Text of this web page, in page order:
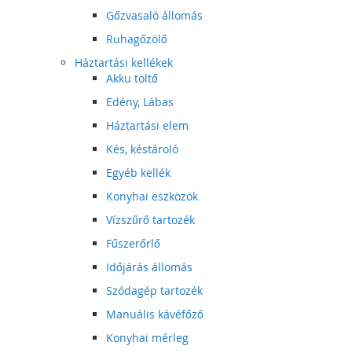
Gőzvasaló állomás
Ruhagőzölő
Háztartási kellékek
Akku töltő
Edény, Lábas
Háztartási elem
Kés, késtároló
Egyéb kellék
Konyhai eszközök
Vízszűrő tartozék
Fűszerőrlő
Időjárás állomás
Szódagép tartozék
Manuális kávéfőző
Konyhai mérleg